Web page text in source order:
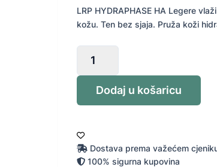
LRP HYDRAPHASE HA Legere
kožu. Ten bez sjaja. Pruža koži
Roche
Posay
Hydraphase
HA
50
ml
količina
Dodaj u košaricu
Dostava prema važećem
100% sigurna kupovina